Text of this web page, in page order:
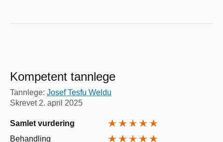
Kompetent tannlege
Tannlege: Josef Tesfu Weldu
Skrevet 2. april 2025
Samlet vurdering
Behandling